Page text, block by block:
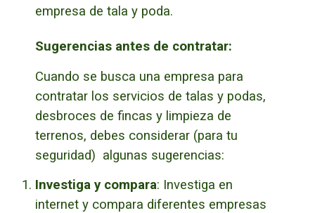
empresa de tala y poda.
Sugerencias antes de contratar:
Cuando se busca una empresa para
contratar los servicios de talas y podas,
desbroces de fincas y limpieza de
terrenos, debes considerar (para tu
seguridad) algunas sugerencias:
Investiga y compara: Investiga en
internet y compara diferentes empresas